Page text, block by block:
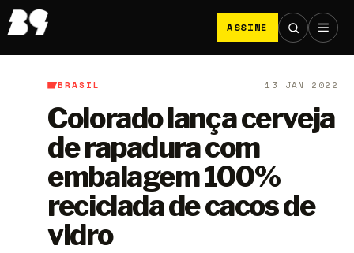
ASSINE
B9/Brasil
BRASIL 13 JAN 2022
Colorado lança cerveja
de rapadura com
embalagem 100%
reciclada de cacos de
vidro